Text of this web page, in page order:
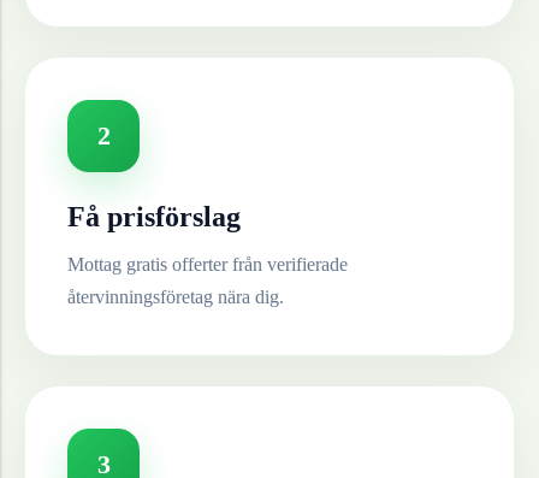
2
Få prisförslag
Mottag gratis offerter från verifierade
återvinningsföretag nära dig.
3